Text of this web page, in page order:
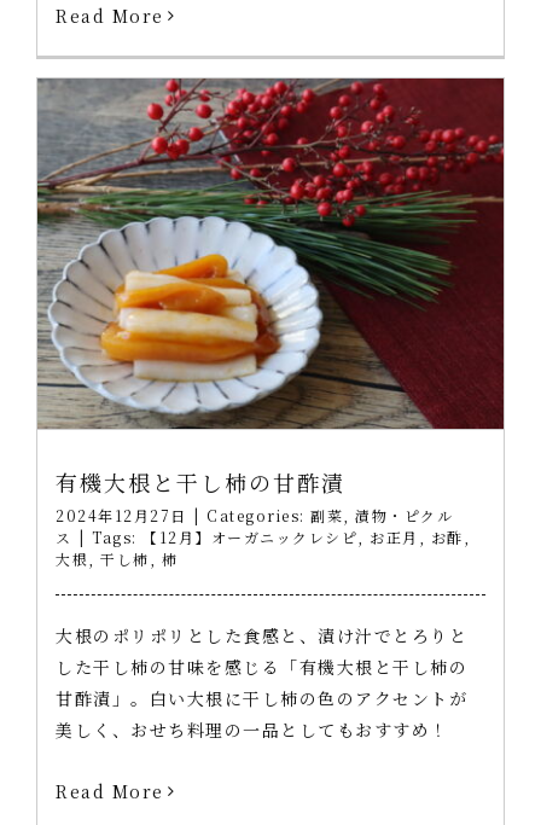
Read More
有機大根と干し柿の甘酢漬
2024年12月27日 | Categories: 副菜
漬物・ピクル
ス
| Tags: 【12月】オーガニックレシピ お正月 お酢
大根
干し柿 柿
大根のポリポリとした食感と、漬け汁でとろりと
した干し柿の甘味を感じる「有機大根と干し柿の
甘酢漬」。白い大根に干し柿の色のアクセントが
美しく、おせち料理の一品としてもおすすめ！
Read More